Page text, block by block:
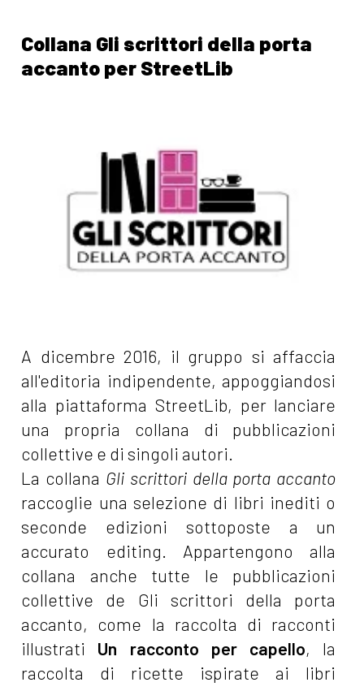
Collana Gli scrittori della porta
accanto per StreetLib
A dicembre 2016, il gruppo si affaccia
all'editoria indipendente, appoggiandosi
alla piattaforma StreetLib, per lanciare
una propria collana di pubblicazioni
collettive e di singoli autori.
La collana Gli scrittori della porta accanto
raccoglie una selezione di libri inediti o
seconde edizioni sottoposte a un
accurato editing. Appartengono alla
collana anche tutte le pubblicazioni
collettive de Gli scrittori della porta
accanto, come la raccolta di racconti
illustrati Un racconto per capello, la
raccolta di ricette ispirate ai libri